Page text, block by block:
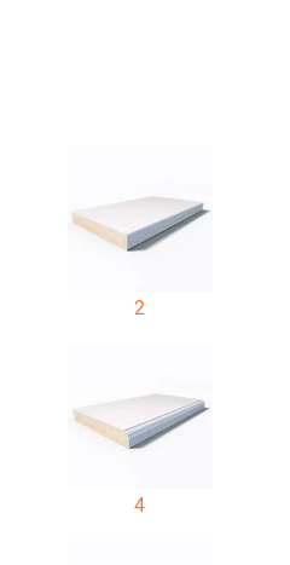
2
4